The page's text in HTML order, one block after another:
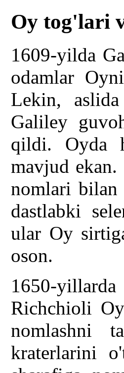
Oy tog'lari
1609-yilda
odamlar
Lekin,
Galiley
qildi. Oyda
mavjud
nomlari bilan
dastlabki
ular Oy
oson.
1650-
Richchioli
nomlashni
kraterlarini